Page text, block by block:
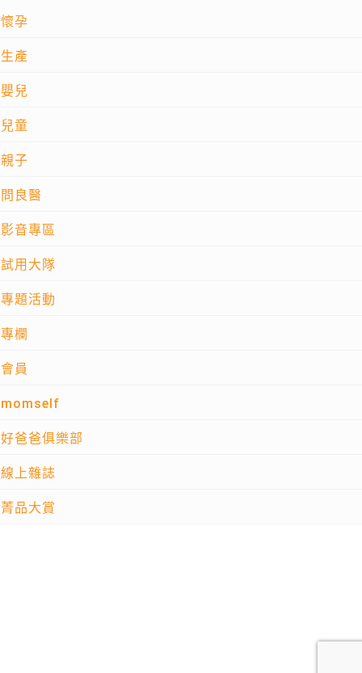
懷孕
生產
嬰兒
兒童
親子
問良醫
影音專區
試用大隊
專題活動
專欄
會員
momself
好爸爸俱樂部
線上雜誌
菁品大賞